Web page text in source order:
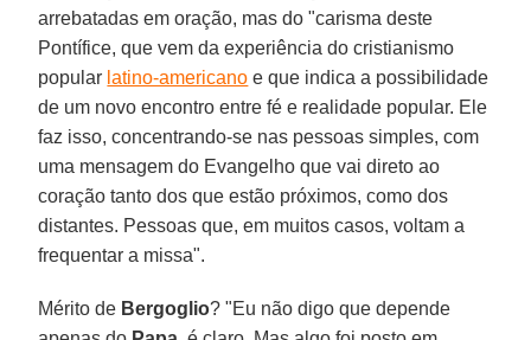
arrebatadas em oração, mas do "carisma deste
Pontífice, que vem da experiência do cristianismo
popular latino-americano e que indica a possibilidade
de um novo encontro entre fé e realidade popular. Ele
faz isso, concentrando-se nas pessoas simples, com
uma mensagem do Evangelho que vai direto ao
coração tanto dos que estão próximos, como dos
distantes. Pessoas que, em muitos casos, voltam a
frequentar a missa".
Mérito de Bergoglio? "Eu não digo que depende